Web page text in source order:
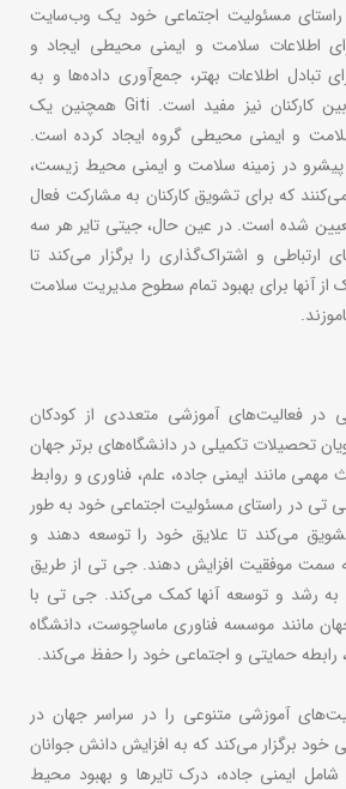
مسئولیت اجتماعی خود یک وب‌سایت
اطلاعات سلامت و ایمنی محیطی ایجاد و
تبادل اطلاعات بهتر، جمع‌آوری داده‌ها و به
اشتراک‌گذاری تجربیات بین کارکنان نیز مفید است. Giti همچنین یک
و ایمنی محیطی گروه ایجاد کرده است.
پیشرو در زمینه سلامت و ایمنی محیط زیست،
که برای تشویق کارکنان به مشارکت فعال
شده است. در عین حال، جیتی تایر هر سه
ارتباطی و اشتراک‌گذاری را برگزار می‌کند تا
یک از آنها برای بهبود تمام سطوح مدیریت سلامت
فعالیت‌های آموزشی متعددی از کودکان
تحصیلات تکمیلی در دانشگاه‌های برتر جهان
مانند ایمنی جاده، علم، فناوری و روابط
تی در راستای مسئولیت اجتماعی خود به طور
می‌کند تا علایق خود را توسعه دهند و
سمت موفقیت افزایش دهند. جی تی از طریق
رشد و توسعه آنها کمک می‌کند. جی تی با
مانند موسسه فناوری ماساچوست، دانشگاه
رابطه حمایتی و اجتماعی خود را حفظ می‌کند.
آموزشی متنوعی را در سراسر جهان در
خود برگزار می‌کند که به افزایش دانش جوانان
ایمنی جاده، درک تایرها و بهبود محیط